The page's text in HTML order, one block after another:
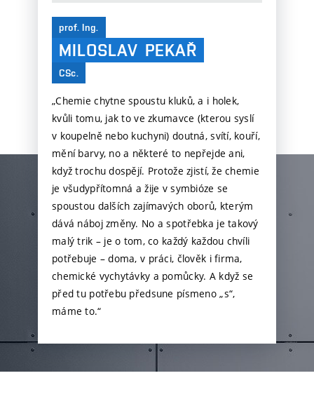
prof. Ing.
MILOSLAV PEKAŘ
CSc.
„Chemie chytne spoustu kluků, a i holek,
kvůli tomu, jak to ve zkumavce (kterou syslí
v koupelně nebo kuchyni) doutná, svítí, kouří,
mění barvy, no a některé to nepřejde ani,
když trochu dospějí. Protože zjistí, že chemie
je všudypřítomná a žije v symbióze se
spoustou dalších zajímavých oborů, kterým
dává náboj změny. No a spotřebka je takový
malý trik – je o tom, co každý každou chvíli
potřebuje – doma, v práci, člověk i firma,
chemické vychytávky a pomůcky. A když se
před tu potřebu předsune písmeno „s“,
máme to.“